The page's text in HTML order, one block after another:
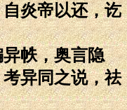
炎帝以还，讫
帙，奥言隐
异同之说，祛